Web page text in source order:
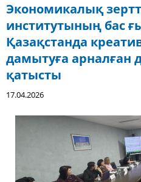
Экономикалық
институтының бас
Қазақстанда
дамытуға арналған
қатысты
17.04.2026